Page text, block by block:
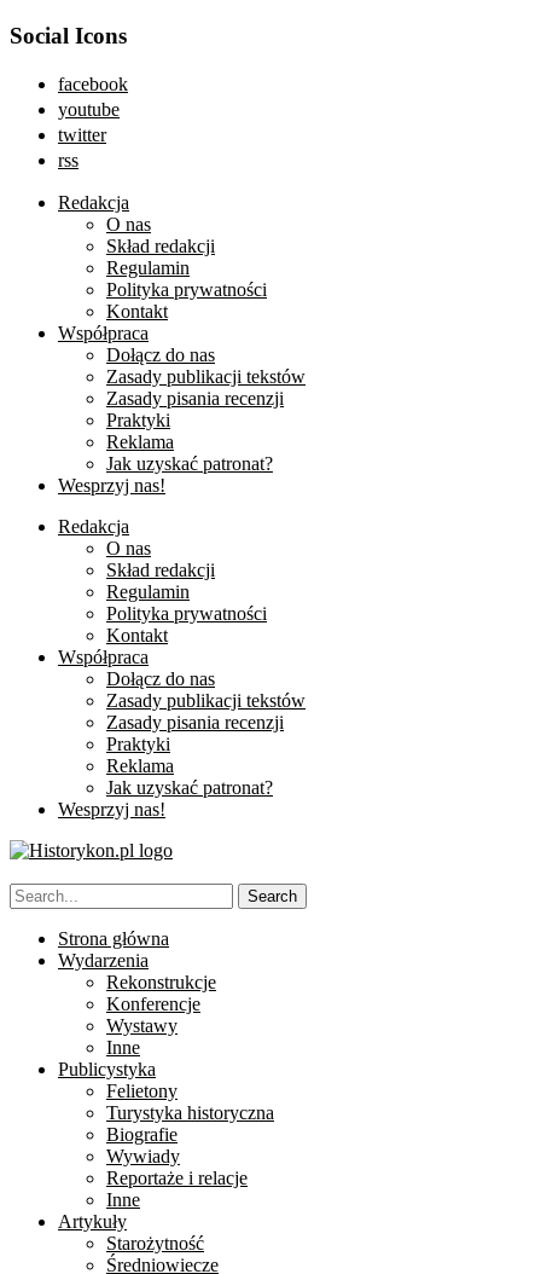
Social Icons
facebook
youtube
twitter
rss
Redakcja
O nas
Skład redakcji
Regulamin
Polityka prywatności
Kontakt
Współpraca
Dołącz do nas
Zasady publikacji tekstów
Zasady pisania recenzji
Praktyki
Reklama
Jak uzyskać patronat?
Wesprzyj nas!
Redakcja
O nas
Skład redakcji
Regulamin
Polityka prywatności
Kontakt
Współpraca
Dołącz do nas
Zasady publikacji tekstów
Zasady pisania recenzji
Praktyki
Reklama
Jak uzyskać patronat?
Wesprzyj nas!
Strona główna
Wydarzenia
Rekonstrukcje
Konferencje
Wystawy
Inne
Publicystyka
Felietony
Turystyka historyczna
Biografie
Wywiady
Reportaże i relacje
Inne
Artykuły
Starożytność
Średniowiecze